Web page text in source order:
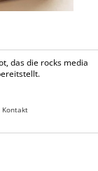
das die rocks media
Kontakt